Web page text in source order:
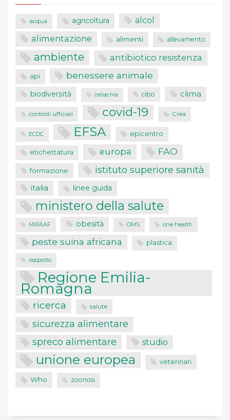
acqua agricoltura alcol
alimentazione alimenti allevamento
ambiente antibiotico resistenza
api benessere animale
biodiversità celiachia cibo clima
controlli ufficiali covid-19 Crea
ECDC EFSA epicentro
etichettatura europa FAO
formazione istituto superiore sanità
italia linee guida
ministero della salute
MIPAAF obesità OMS one health
peste suina africana plastica
rapporto
Regione Emilia-
Romagna
ricerca salute
sicurezza alimentare
spreco alimentare studio
unione europea veterinari
Who zoonosi